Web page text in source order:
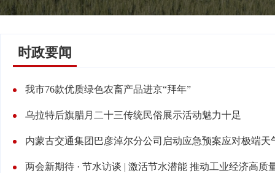
时政要闻
我市76款优质绿色农畜产品进京“拜年”
乌拉特后旗腊月二十三传统民俗展示活动魅力十足
内蒙古交通集团巴彦淖尔分公司启动应急预案应对极端天
两会新期待 · 节水访谈 | 激活节水潜能 推动工业经济高质